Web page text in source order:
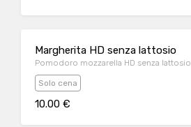
Margherita HD senza lattosio
Pomodoro mozzarella HD senza lattosio
Solo cena
10.00 €